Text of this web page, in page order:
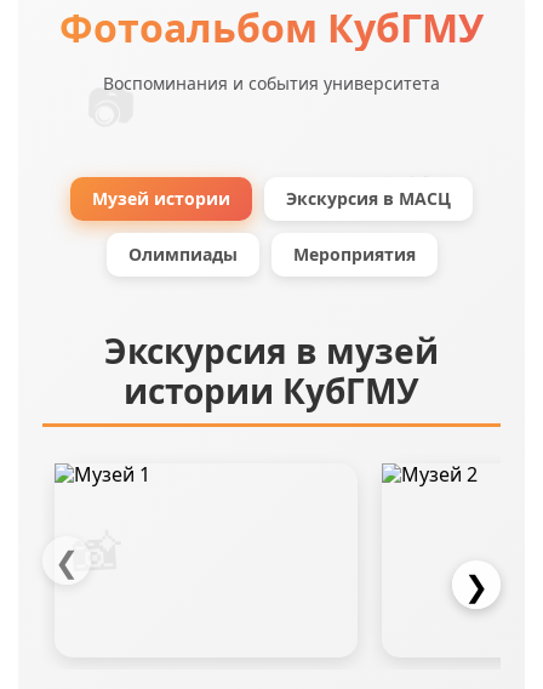
🖼️
📸
Фотоальбом КубГМУ
Воспоминания и события университета
Музей истории Экскурсия в МАСЦ
Олимпиады Мероприятия
Экскурсия в музей
истории КубГМУ
❮
❯